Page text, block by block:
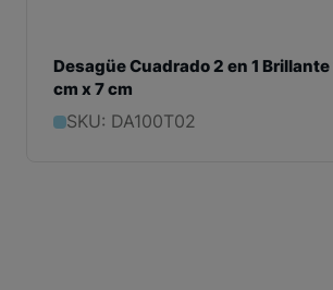
Desagüe Cuadrado 2 en 1 Brillante
cm x 7 cm
SKU: DA100T02